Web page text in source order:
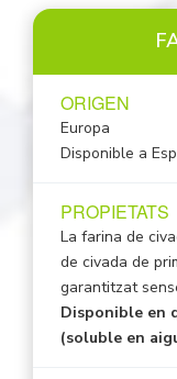
ORIGEN
Europa
Disponible a
PROPIETATS
La farina de
de civada de
garantitzat
Disponible en
(soluble en